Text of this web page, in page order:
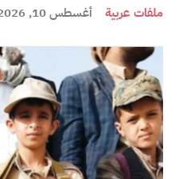
ملفات عربية أغسطس 10, 2026